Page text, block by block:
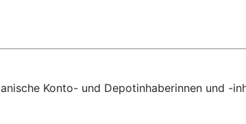
Konto- und Depotinhaberinnen und -